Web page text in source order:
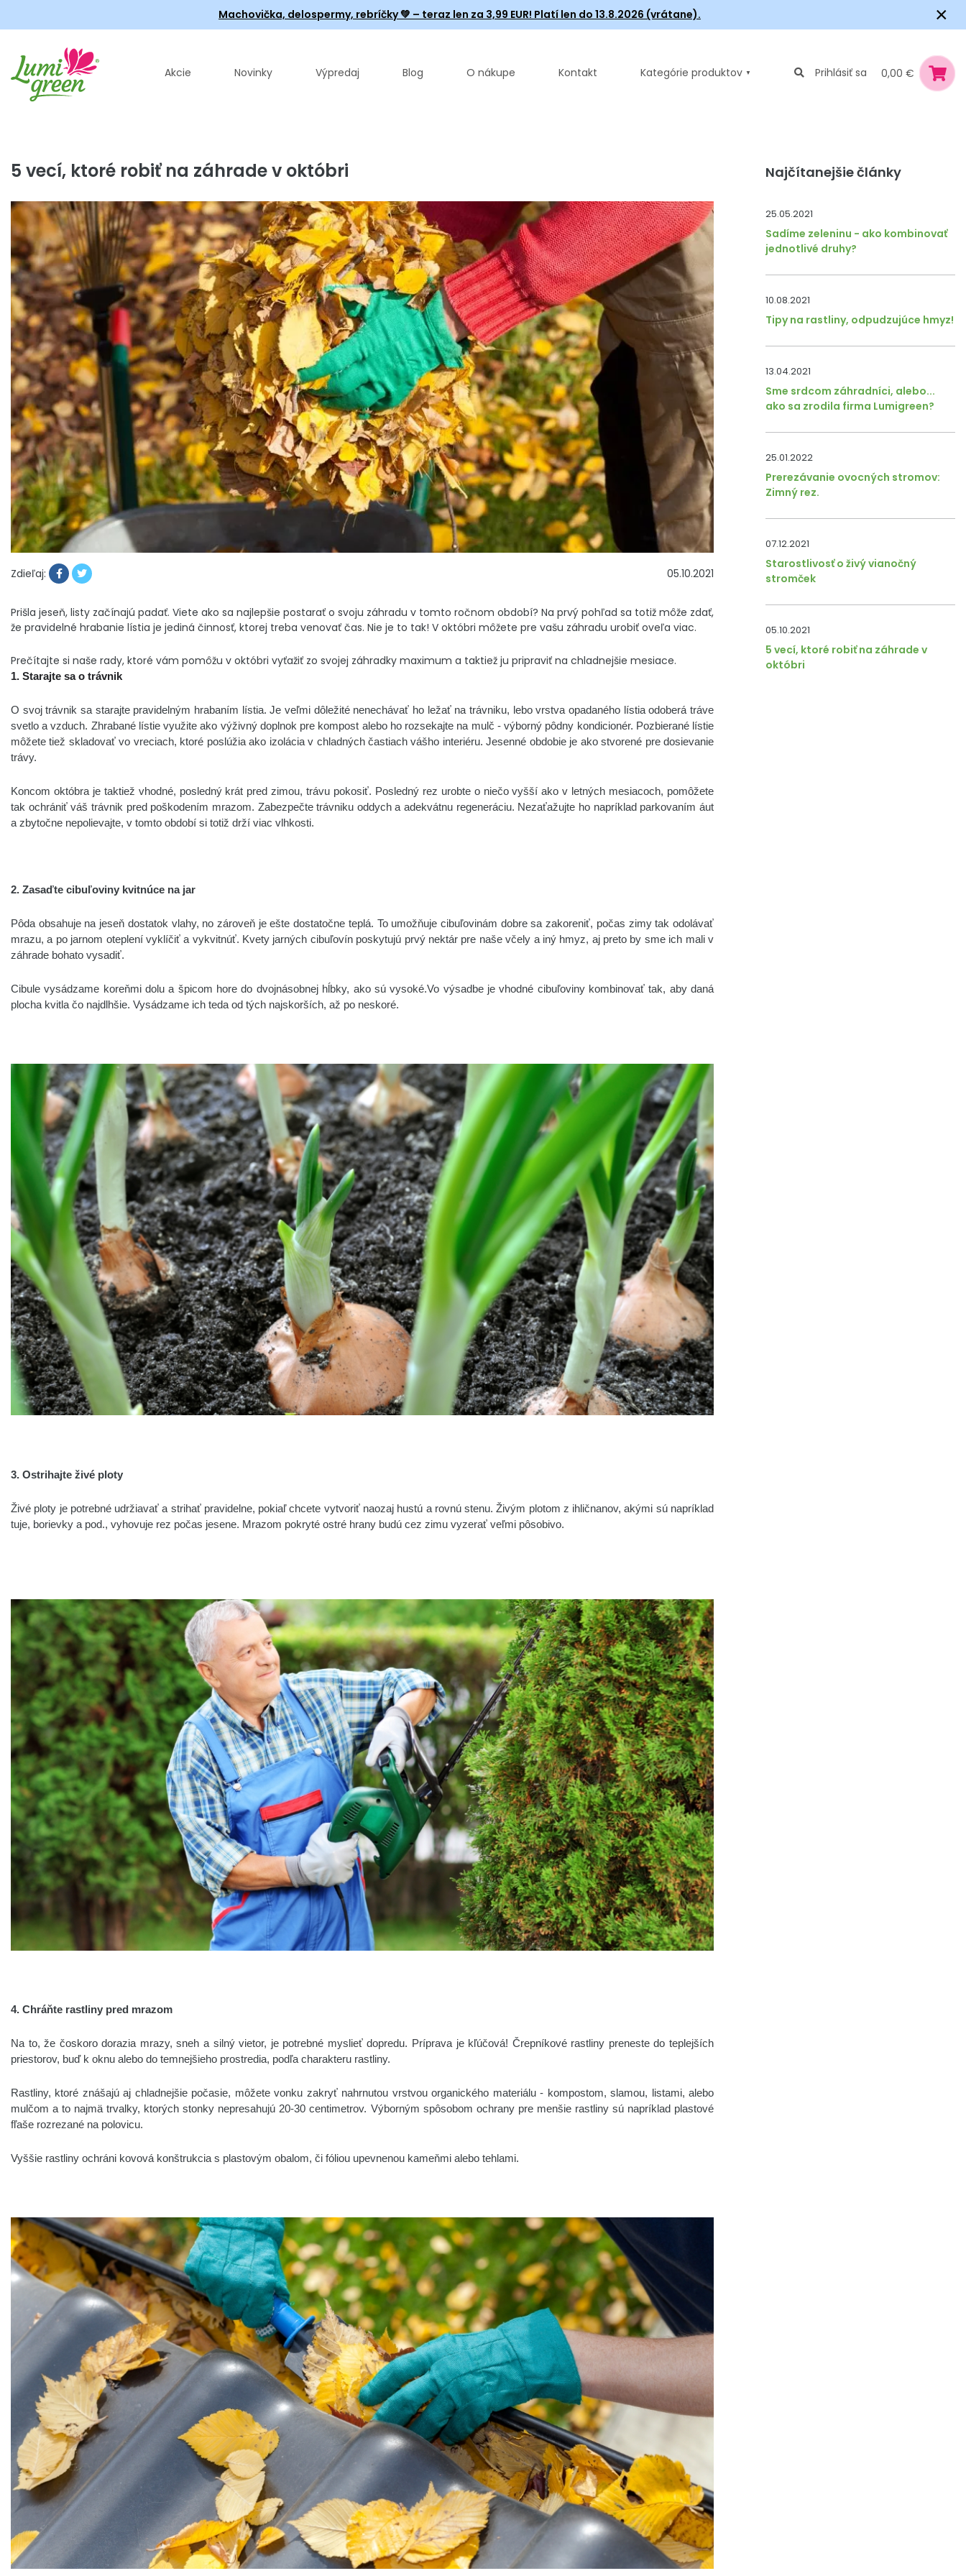
Machovička, delospermy, rebríčky💚 – teraz len za 3,99 EUR! Platí len do 13.8.2026 (vrátane). ×
Akcie Novinky Výpredaj Blog O nákupe Kontakt Kategórie produktov Prihlásiť sa 0,00 €
Najčítanejšie články
25.05.2021
Sadíme zeleninu - ako kombinovať
jednotlivé druhy?
10.08.2021
Tipy na rastliny, odpudzujúce hmyz!
13.04.2021
Sme srdcom záhradníci, alebo...
ako sa zrodila firma Lumigreen?
25.01.2022
Prerezávanie ovocných stromov:
Zimný rez.
07.12.2021
Starostlivosť o živý vianočný
stromček
05.10.2021
5 vecí, ktoré robiť na záhrade v
októbri
5 vecí, ktoré robiť na záhrade v októbri
Zdieľaj: 05.10.2021
Prišla jeseň, listy začínajú padať. Viete ako sa najlepšie postarať o svoju záhradu v tomto ročnom období? Na prvý pohľad sa totiž môže zdať,
že pravidelné hrabanie lístia je jediná činnosť, ktorej treba venovať čas. Nie je to tak! V októbri môžete pre vašu záhradu urobiť oveľa viac.
Prečítajte si naše rady, ktoré vám pomôžu v októbri vyťažiť zo svojej záhradky maximum a taktiež ju pripraviť na chladnejšie mesiace.
1. Starajte sa o trávnik
O svoj trávnik sa starajte pravidelným hrabaním lístia. Je veľmi dôležité nenechávať ho ležať na trávniku, lebo vrstva opadaného lístia odoberá tráve
svetlo a vzduch. Zhrabané lístie využite ako výživný doplnok pre kompost alebo ho rozsekajte na mulč - výborný pôdny kondicionér. Pozbierané lístie
môžete tiež skladovať vo vreciach, ktoré poslúžia ako izolácia v chladných častiach vášho interiéru. Jesenné obdobie je ako stvorené pre dosievanie
trávy.
Koncom októbra je taktiež vhodné, posledný krát pred zimou, trávu pokosiť. Posledný rez urobte o niečo vyšší ako v letných mesiacoch, pomôžete
tak ochrániť váš trávnik pred poškodením mrazom. Zabezpečte trávniku oddych a adekvátnu regeneráciu. Nezaťažujte ho napríklad parkovaním áut
a zbytočne nepolievajte, v tomto období si totiž drží viac vlhkosti.
2. Zasaďte cibuľoviny kvitnúce na jar
Pôda obsahuje na jeseň dostatok vlahy, no zároveň je ešte dostatočne teplá. To umožňuje cibuľovinám dobre sa zakoreniť, počas zimy tak odolávať
mrazu, a po jarnom oteplení vyklíčiť a vykvitnúť. Kvety jarných cibuľovín poskytujú prvý nektár pre naše včely a iný hmyz, aj preto by sme ich mali v
záhrade bohato vysadiť.
Cibule vysádzame koreňmi dolu a špicom hore do dvojnásobnej hĺbky, ako sú vysoké.Vo výsadbe je vhodné cibuľoviny kombinovať tak, aby daná
plocha kvitla čo najdlhšie. Vysádzame ich teda od tých najskorších, až po neskoré.
3. Ostrihajte živé ploty
Živé ploty je potrebné udržiavať a strihať pravidelne, pokiaľ chcete vytvoriť naozaj hustú a rovnú stenu. Živým plotom z ihličnanov, akými sú napríklad
tuje, borievky a pod., vyhovuje rez počas jesene. Mrazom pokryté ostré hrany budú cez zimu vyzerať veľmi pôsobivo.
4. Chráňte rastliny pred mrazom
Na to, že čoskoro dorazia mrazy, sneh a silný vietor, je potrebné myslieť dopredu. Príprava je kľúčová! Črepníkové rastliny preneste do teplejších
priestorov, buď k oknu alebo do temnejšieho prostredia, podľa charakteru rastliny.
Rastliny, ktoré znášajú aj chladnejšie počasie, môžete vonku zakryť nahrnutou vrstvou organického materiálu - kompostom, slamou, listami, alebo
mulčom a to najmä trvalky, ktorých stonky nepresahujú 20-30 centimetrov. Výborným spôsobom ochrany pre menšie rastliny sú napríklad plastové
fľaše rozrezané na polovicu.
Vyššie rastliny ochráni kovová konštrukcia s plastovým obalom, či fóliou upevnenou kameňmi alebo tehlami.